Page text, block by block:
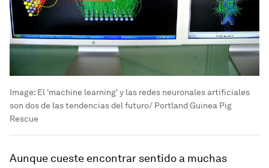
Image: El 'machine learning' y las redes neuronales artificiales
son dos de las tendencias del futuro/ Portland Guinea Pig
Rescue
Aunque cueste encontrar sentido a muchas